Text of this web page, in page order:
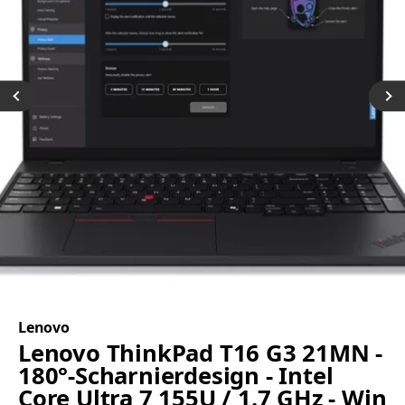
Lenovo
Lenovo ThinkPad T16 G3 21MN -
180°-Scharnierdesign - Intel
Core Ultra 7 155U / 1.7 GHz - Win